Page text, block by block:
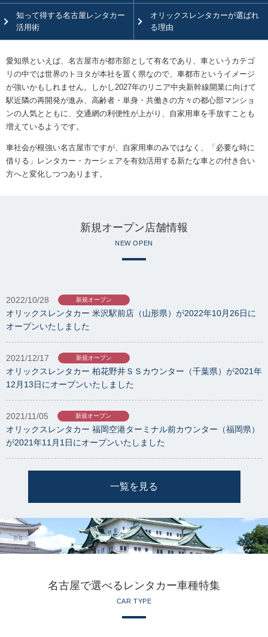
知って得する名古屋レンタカー
活用術
オリックスレンタカーが選ばれ
る理由
愛知県といえば、名古屋市が都市部として有名であり、車というカテゴ
リの中では世界のトヨタが本社を置く県なので、車都市というイメージ
が強いかもしれません。しかし2027年のリニア中央新幹線開業に向けて
駅近隣の再開発が進み、高齢者・単身・共働きの方々の都心部マンショ
ンの人気とともに、交通網の利便性が上がり、自家用車を手放すことも
増えているようです。
車社会が根強い名古屋市ですが、自家用車のみではなく、「必要な時に
借りる」レンタカー・カーシェアを有効活用する新たな車との付き合い
方へと変化しつつあります。
新規オープン店舗情報
NEW OPEN
2022/10/28 新規オープン
オリックスレンタカー 米沢駅前店（山形県）が2022年10月26日に
オープンいたしました
2021/12/17 新規オープン
オリックスレンタカー 柏花野井ＳＳカウンター（千葉県）が2021年
12月13日にオープンいたしました
2021/11/05 新規オープン
オリックスレンタカー 福岡空港ターミナル前カウンター（福岡県）
が2021年11月1日にオープンいたしました
一覧を見る
名古屋で選べるレンタカー車種特集
CAR TYPE